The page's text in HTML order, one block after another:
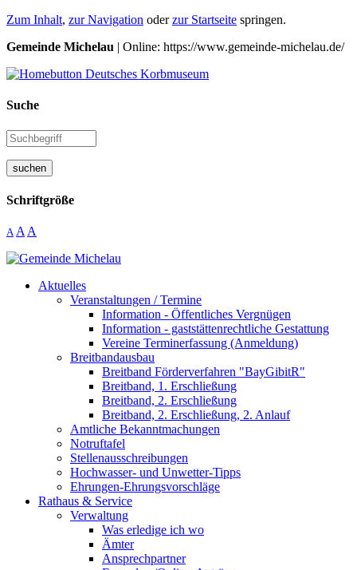
Zum Inhalt, zur Navigation oderzur Startseite springen.
Gemeinde Michelau | Online: https://www.gemeinde-michelau.de/
Suche
suchen
Schriftgröße
A A A
Aktuelles
Veranstaltungen / Termine
Information - Öffentliches Vergnügen
Information - gaststättenrechtliche Gestattung
Vereine Terminerfassung (Anmeldung)
Breitbandausbau
Breitband Förderverfahren "BayGibitR"
Breitband, 1. Erschließung
Breitband, 2. Erschließung
Breitband, 2. Erschließung, 2. Anlauf
Amtliche Bekanntmachungen
Notruftafel
Stellenausschreibungen
Hochwasser- und Unwetter-Tipps
Ehrungen-Ehrungsvorschläge
Rathaus & Service
Verwaltung
Was erledige ich wo
Ämter
Ansprechpartner